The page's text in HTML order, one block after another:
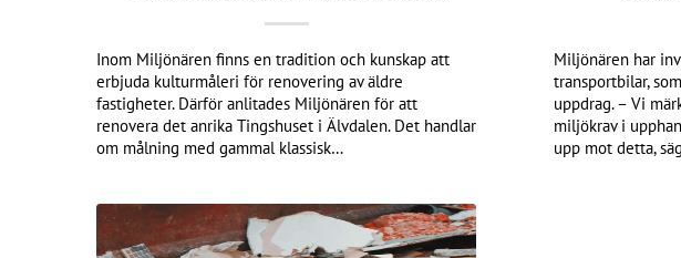
Inom Miljönären finns en tradition och kunskap att
erbjuda kulturmåleri för renovering av äldre
fastigheter. Därför anlitades Miljönären för att
renovera det anrika Tingshuset i Älvdalen. Det handlar
om målning med gammal klassisk…
Miljönären har
transportbilar,
uppdrag. – Vi
miljökrav i
upp mot detta,